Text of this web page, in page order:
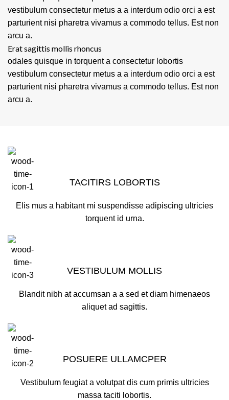
vestibulum consectetur metus a a interdum odio orci a est
parturient nisi pharetra vivamus a commodo tellus. Est non
arcu a.
Erat sagittis mollis rhoncus
odales quisque in torquent a consectetur lobortis
vestibulum consectetur metus a a interdum odio orci a est
parturient nisi pharetra vivamus a commodo tellus. Est non
arcu a.
TACITIRS LOBORTIS
Elis mus a habitant mi suspendisse adipiscing ultricies
torquent id urna.
VESTIBULUM MOLLIS
Blandit nibh at accumsan a a sed et diam himenaeos
aliquet ad sagittis.
POSUERE ULLAMCPER
Vestibulum feugiat a volutpat dis cum primis ultricies
massa taciti lobortis.